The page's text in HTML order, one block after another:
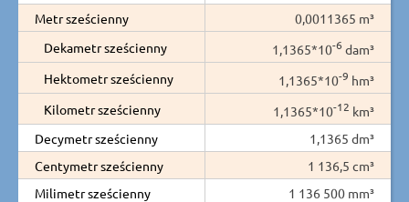
Metr sześcienny
0,0011365 m³
Dekametr sześcienny
1,1365*10-6 dam³
Hektometr sześcienny
1,1365*10-9 hm³
Kilometr sześcienny
1,1365*10-12 km³
Decymetr sześcienny
1,1365 dm³
Centymetr sześcienny
1 136,5 cm³
Milimetr sześcienny
1 136 500 mm³